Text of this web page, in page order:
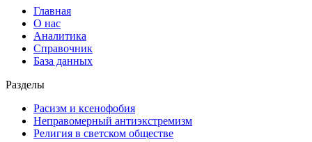
Главная
О нас
Аналитика
Справочник
База данных
Разделы
Расизм и ксенофобия
Неправомерный антиэкстремизм
Религия в светском обществе